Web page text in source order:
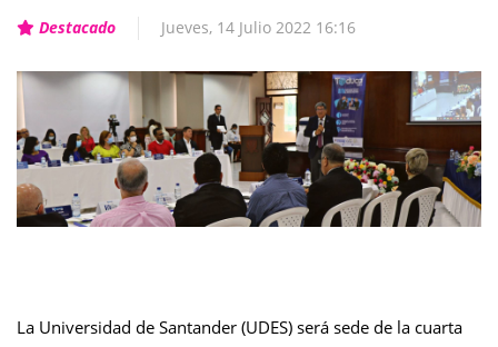
Destacado Jueves, 14 Julio 2022 16:16
La Universidad de Santander (UDES) será sede de la cuarta